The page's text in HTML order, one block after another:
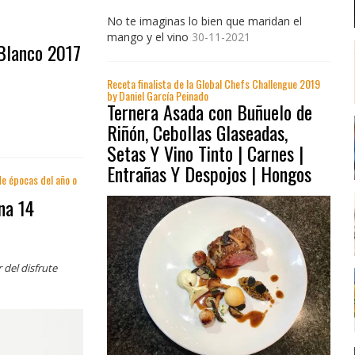
2017
épocas del año o
14
del disfrute
No te imaginas lo bien que maridan el
mango y el vino 30-11-2021
Receta finalista de la Global Chefs Challengue 2019
by Daniel García Peinado
Ternera Asada con Buñuelo de
Riñón, Cebollas Glaseadas,
Setas Y Vino Tinto | Carnes |
Entrañas Y Despojos | Hongos